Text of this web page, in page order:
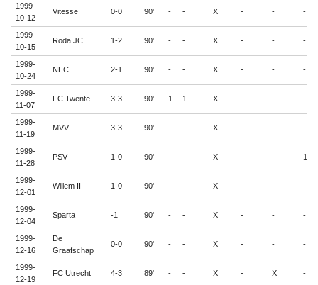
1999-
10-12
Vitesse 0-0 90' - - X - - -
1999-
10-15
Roda JC 1-2 90' - - X - - -
1999-
10-24
NEC 2-1 90' - - X - - -
1999-
11-07
FC Twente 3-3 90' 1 1 X - - -
1999-
11-19
MVV 3-3 90' - - X - - -
1999-
11-28
PSV 1-0 90' - - X - - 1
1999-
12-01
Willem II 1-0 90' - - X - - -
1999-
12-04
Sparta -1 90' - - X - - -
1999-
12-16
De
Graafschap
0-0 90' - - X - - -
1999-
12-19
FC Utrecht 4-3 89' - - X - X -